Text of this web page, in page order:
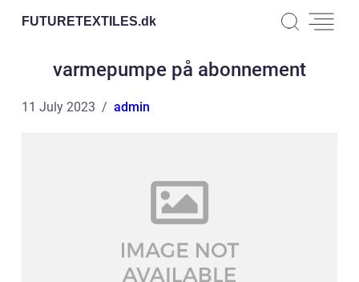
FUTURETEXTILES.dk
varmepumpe på abonnement
11 July 2023 admin